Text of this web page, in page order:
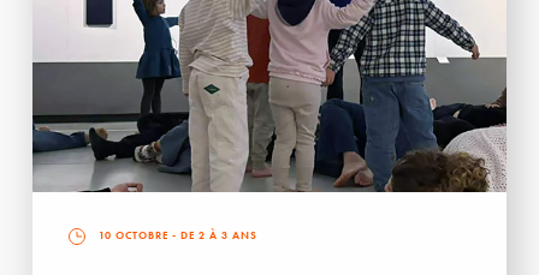
10 OCTOBRE - DE 2 À 3 ANS